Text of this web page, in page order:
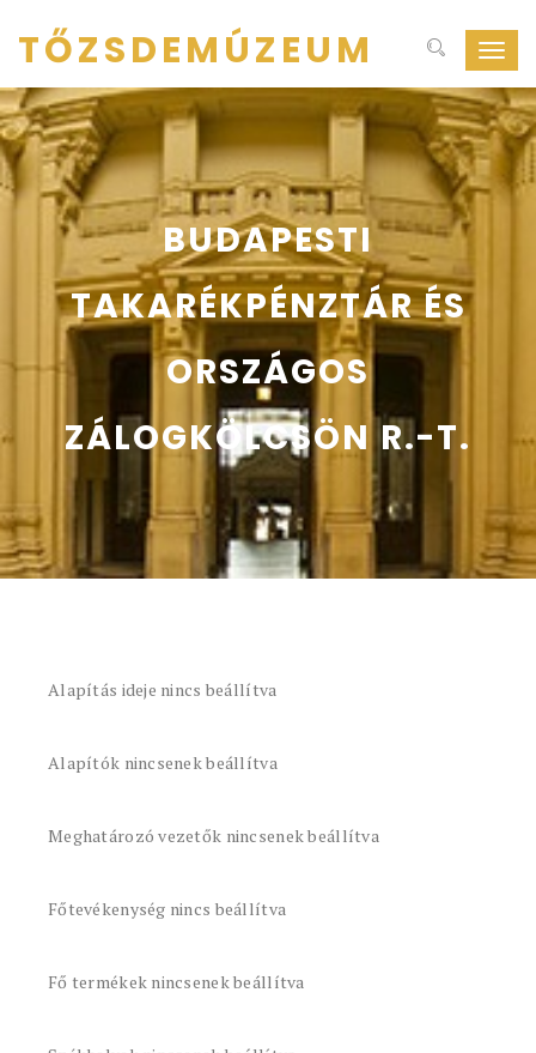
ki-
be
TŐZSDEMÚZEUM
BUDAPESTI
TAKARÉKPÉNZTÁR ÉS
ORSZÁGOS
ZÁLOGKÖLCSÖN R.-T.
Alapítás ideje nincs beállítva
Alapítók nincsenek beállítva
Meghatározó vezetők nincsenek beállítva
Főtevékenység nincs beállítva
Fő termékek nincsenek beállítva